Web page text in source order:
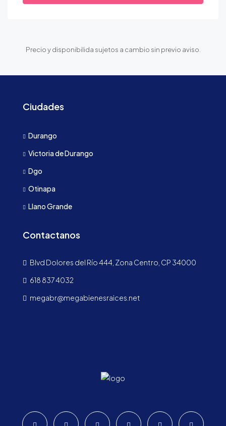
Precio y disponibilida sujetos a cambio sin previo aviso.
Ciudades
Durango
Victoria de Durango
Dgo
Otinapa
Llano Grande
Contactanos
Blvd Dolores del Río 444, Zona Centro, CP 34000
618 837 4032
megabr@megabienesraices.net